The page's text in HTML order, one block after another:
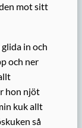
mot sitt
in och
och ner
hon njöt
kuk allt
så